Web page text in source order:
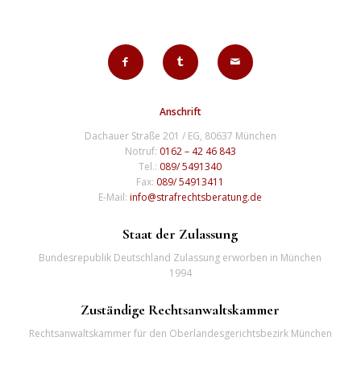
Anschrift
Dachauer Straße 201 / EG, 80637 München
Notruf: 0162 – 42 46 843
Tel.: 089/ 5491340
Fax: 089/ 54913411
E-Mail:info@strafrechtsberatung.de
Staat der Zulassung
Bundesrepublik Deutschland Zulassung erworben in München
1994
Zuständige Rechtsanwaltskammer
Rechtsanwaltskammer für den Oberlandesgerichtsbezirk München